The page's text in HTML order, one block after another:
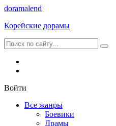
doramalend
Корейские дорамы
Войти
Все жанры
Боевики
Драмы